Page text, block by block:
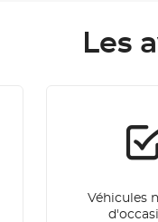
Les
Véhicules